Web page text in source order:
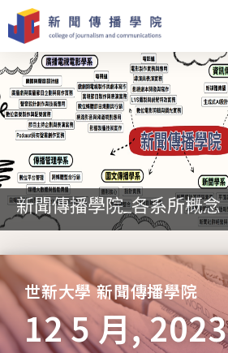
新聞傳播學院_各系所概念
世新大學 新聞傳播學院
12 5 月, 2023